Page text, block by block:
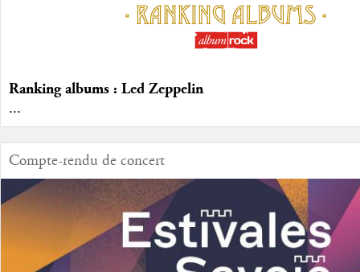
Ranking albums : Led Zeppelin
...
Compte-rendu de concert